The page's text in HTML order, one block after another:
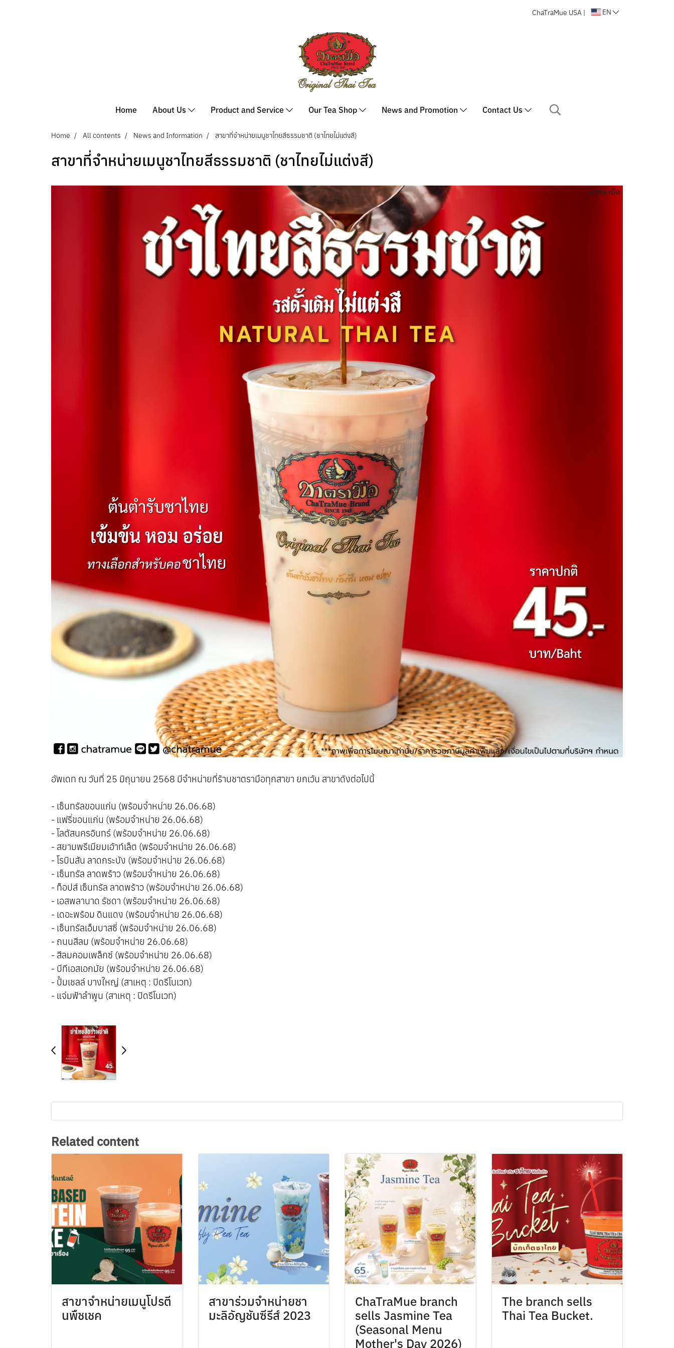
ChaTraMue USA | EN
Home About Us Product and Service Our Tea Shop News and Promotion Contact Us
Home All contents News and Information สาขาที่จำหน่ายเมนูชาไทยสีธรรมชาติ (ชาไทยไม่แต่งสี)
สาขาที่จำหน่ายเมนูชาไทยสีธรรมชาติ (ชาไทยไม่แต่งสี)
อัพเดท ณ ​วันที่ 25 มิถุนายน 2568 มีจำหน่ายที่ร้านชาตรามือทุกสาขา ยกเว้น สาขาดังต่อไปนี้
- เซ็นทรัลขอนแก่น (พร้อมจำหน่าย 26.06.68)
- แฟรี่ขอนแก่น (พร้อมจำหน่าย 26.06.68)
- โลตัสนครอินทร์ (พร้อมจำหน่าย 26.06.68)
- สยามพรีเมียมเอ้าท์เล็ต (พร้อมจำหน่าย 26.06.68)
- โรบินสัน ลาดกระบัง (พร้อมจำหน่าย 26.06.68)
- เซ็นทรัล ลาดพร้าว (พร้อมจำหน่าย 26.06.68)
- ท็อปส์ เซ็นทรัล ลาดพร้าว (พร้อมจำหน่าย 26.06.68)
- เอสพลานาด รัชดา (พร้อมจำหน่าย 26.06.68)
- เดอะพร้อม ดินแดง (พร้อมจำหน่าย 26.06.68)
- เซ็นทรัลเอ็มบาสซี่ (พร้อมจำหน่าย 26.06.68)
- ถนนสีลม (พร้อมจำหน่าย 26.06.68)
- สีลมคอมเพล็กซ์ (พร้อมจำหน่าย 26.06.68)
- บีทีเอสเอกมัย (พร้อมจำหน่าย 26.06.68)
- ปั๊มเชลล์ บางใหญ่ (สาเหตุ : ปิดรีโนเวท)
- แจ่มฟ้าลำพูน (สาเหตุ : ปิดรีโนเวท)
Related content
สาขาจำหน่ายเมนูโปรตี
นพืชเชค
สาขาร่วมจำหน่ายชา
มะลิอัญชันซีรีส์ 2023
ChaTraMue branch
sells Jasmine Tea
(Seasonal Menu
Mother's Day 2026)
The branch sells
Thai Tea Bucket.